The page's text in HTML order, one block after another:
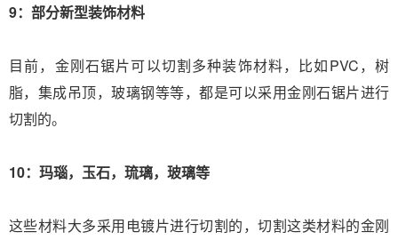
9：部分新型装饰材料
目前，金刚石锯片可以切割多种装饰材料，比如PVC，树
脂，集成吊顶，玻璃钢等等，都是可以采用金刚石锯片进行
切割的。
10：玛瑙，玉石，琉璃，玻璃等
这些材料大多采用电镀片进行切割的，切割这类材料的金刚